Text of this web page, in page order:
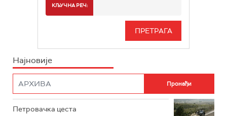
РТС 3
ИНФО
КЉУЧНА РЕЧ:
Најновије
Петровачка цеста